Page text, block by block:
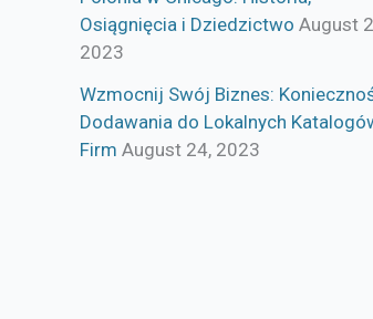
Osiągnięcia i Dziedzictwo August
2023
Wzmocnij Swój Biznes:
Dodawania do Lokalnych
Firm August 24, 2023